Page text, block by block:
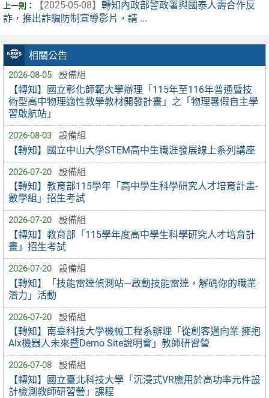
相關公告
2026-08-05 設備組
【轉知】國立彰化師範大學辦理「115年至116年普通暨技
術型高中物理適性教學教材開發計畫」之「物理暑假自主學
習啟航站」
2026-08-03 設備組
【轉知】國立中山大學STEM高中生職涯發展線上系列講座
2026-07-20 設備組
【轉知】教育部115學年「高中學生科學研究人才培育計畫-
數學組」招生考試
2026-07-20 設備組
【轉知】教育部「115學年度高中學生科學研究人才培育計
畫」招生考試
2026-07-20 設備組
【轉知】「技能雷達偵測站—啟動技能雷達，解碼你的職業
潛力」活動
2026-07-20 設備組
【轉知】南臺科技大學機械工程系辦理「從創客邁向業 擁抱
AIx機器人未來暨Demo Site說明會」教師研習營
2026-07-08 設備組
【轉知】國立臺北科技大學「沉浸式VR應用於高功率元件設
計檢測教師研習營」課程
【2025-05-08】 轉知內政部警政署與國泰人壽合作反
詐，推出詐騙防制宣導影片，請 ...